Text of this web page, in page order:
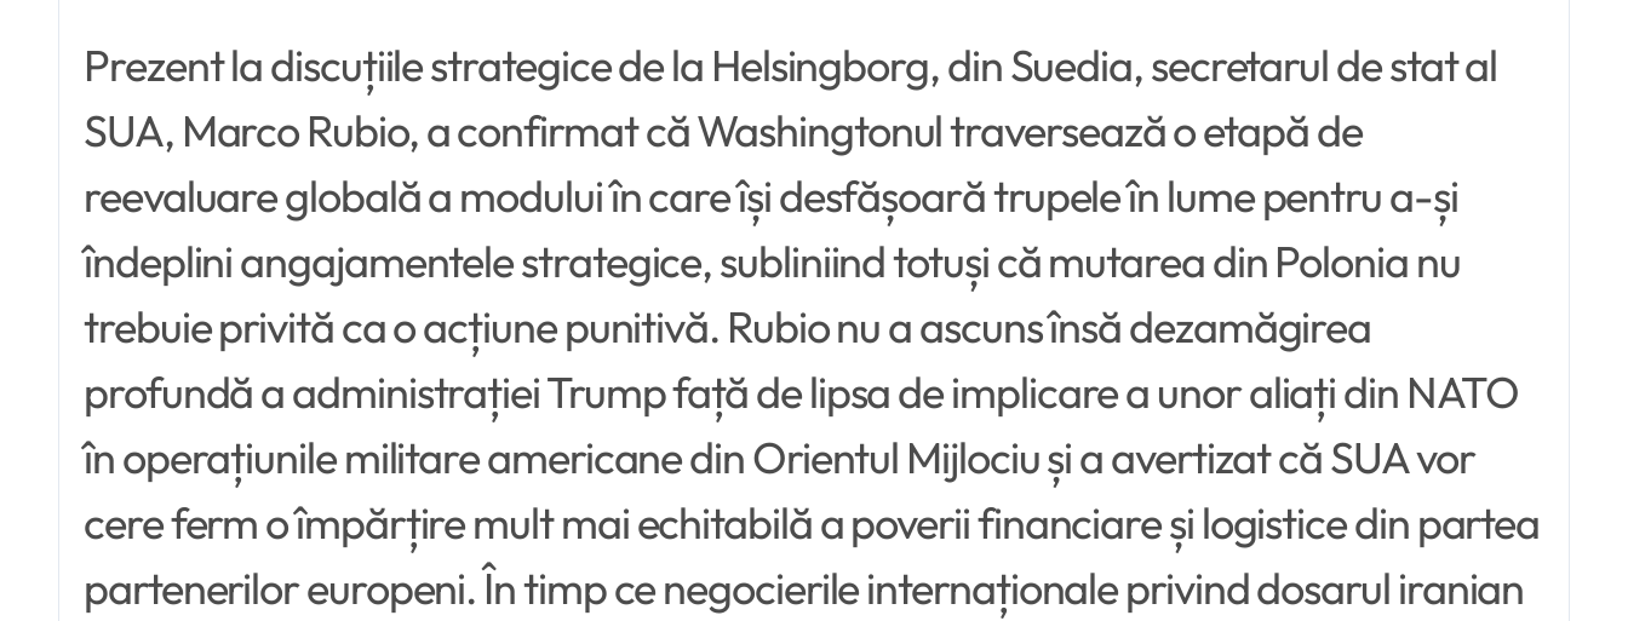
Prezent la discuțiile strategice de la Helsingborg, din Suedia, secretarul de stat al
SUA, Marco Rubio, a confirmat că Washingtonul traversează o etapă de
reevaluare globală a modului în care își desfășoară trupele în lume pentru a-și
îndeplini angajamentele strategice, subliniind totuși că mutarea din Polonia nu
trebuie privită ca o acțiune punitivă. Rubio nu a ascuns însă dezamăgirea
profundă a administrației Trump față de lipsa de implicare a unor aliați din NATO
în operațiunile militare americane din Orientul Mijlociu și a avertizat că SUA vor
cere ferm o împărțire mult mai echitabilă a poverii financiare și logistice din partea
partenerilor europeni. În timp ce negocierile internaționale privind dosarul iranian